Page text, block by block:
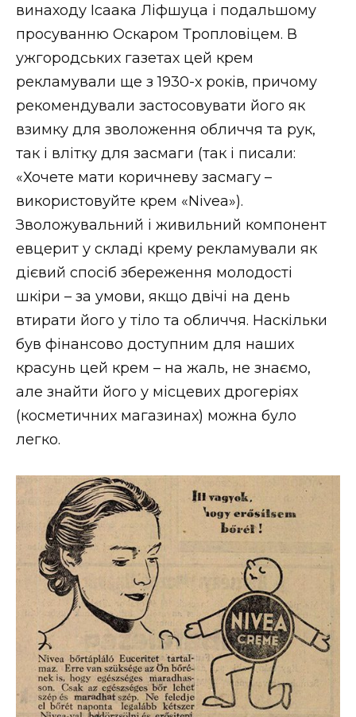
винаходу Ісаака Ліфшуца і подальшому
просуванню Оскаром Тропловіцем. В
ужгородських газетах цей крем
рекламували ще з 1930-х років, причому
рекомендували застосовувати його як
взимку для зволоження обличчя та рук,
так і влітку для засмаги (так і писали:
«Хочете мати коричневу засмагу –
використовуйте крем «Nivea»).
Зволожувальний і живильний компонент
евцерит у складі крему рекламували як
дієвий спосіб збереження молодості
шкіри – за умови, якщо двічі на день
втирати його у тіло та обличчя. Наскільки
був фінансово доступним для наших
красунь цей крем – на жаль, не знаємо,
але знайти його у місцевих дрогеріях
(косметичних магазинах) можна було
легко.